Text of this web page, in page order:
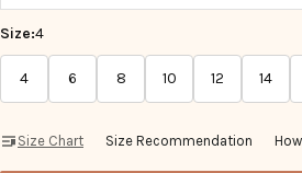
Size:4
4 6 8 10 12 14
Size Chart Size Recommendation